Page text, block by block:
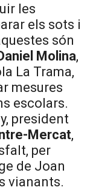
les
els sots i
són
Molina,
La Trama,
mesures
escolars.
president
Mercat,
per
de Joan
vianants.